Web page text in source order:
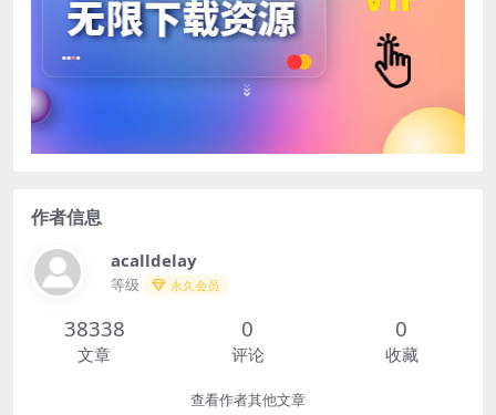
作者信息
acalldelay
等级 永久会员
38338
文章
0
评论
0
收藏
查看作者其他文章